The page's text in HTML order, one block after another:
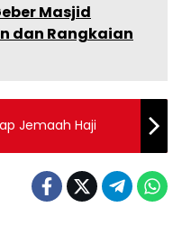
Masjid
dan Rangkaian
Jemaah Haji